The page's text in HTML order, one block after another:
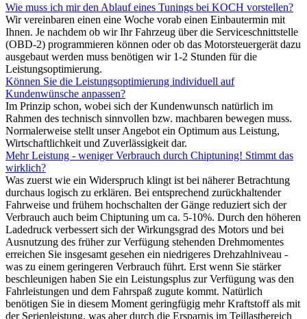
Wie muss ich mir den Ablauf eines Tunings bei KOCH vorstellen?
Wir vereinbaren einen eine Woche vorab einen Einbautermin mit
Ihnen. Je nachdem ob wir Ihr Fahrzeug über die Serviceschnittstelle
(OBD-2) programmieren können oder ob das Motorsteuergerät dazu
ausgebaut werden muss benötigen wir 1-2 Stunden für die
Leistungsoptimierung.
Können Sie die Leistungsoptimierung individuell auf
Kundenwünsche anpassen?
Im Prinzip schon, wobei sich der Kundenwunsch natürlich im
Rahmen des technisch sinnvollen bzw. machbaren bewegen muss.
Normalerweise stellt unser Angebot ein Optimum aus Leistung,
Wirtschaftlichkeit und Zuverlässigkeit dar.
Mehr Leistung - weniger Verbrauch durch Chiptuning! Stimmt das
wirklich?
Was zuerst wie ein Widerspruch klingt ist bei näherer Betrachtung
durchaus logisch zu erklären. Bei entsprechend zurückhaltender
Fahrweise und frühem hochschalten der Gänge reduziert sich der
Verbrauch auch beim Chiptuning um ca. 5-10%. Durch den höheren
Ladedruck verbessert sich der Wirkungsgrad des Motors und bei
Ausnutzung des früher zur Verfügung stehenden Drehmomentes
erreichen Sie insgesamt gesehen ein niedrigeres Drehzahlniveau -
was zu einem geringeren Verbrauch führt. Erst wenn Sie stärker
beschleunigen haben Sie ein Leistungsplus zur Verfügung was den
Fahrleistungen und dem Fahrspaß zugute kommt. Natürlich
benötigen Sie in diesem Moment geringfügig mehr Kraftstoff als mit
der Serienleistung, was aber durch die Ersparnis im Teillastbereich